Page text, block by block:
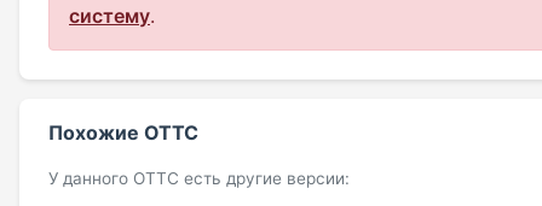
систему.
Похожие ОТТС
У данного ОТТС есть другие версии: